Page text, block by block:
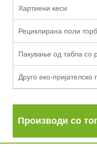
Хартиени кеси
Рециклирана поли
Пакување од табла со
Друго еко-пријателско
Производи со